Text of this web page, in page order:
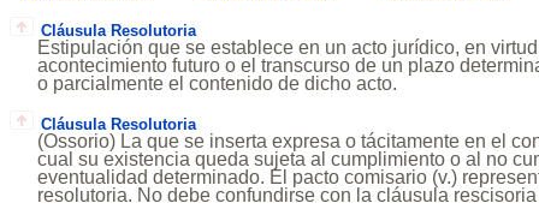
Cláusula Resolutoria
Estipulación que se establece en un acto jurídico, en
acontecimiento futuro o el transcurso de un plazo
o parcialmente el contenido de dicho acto.
Cláusula Resolutoria
(Ossorio) La que se inserta expresa o tácitamente en el
cual su existencia queda sujeta al cumplimiento o al no
eventualidad determinado. El pacto comisario (v.)
resolutoria. No debe confundirse con la cláusula rescisoria